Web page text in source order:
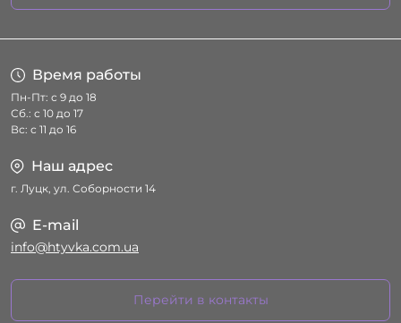
Время работы
Пн-Пт: с 9 до 18
Сб.: с 10 до 17
Вс: с 11 до 16
Наш адрес
г. Луцк, ул. Соборности 14
E-mail
info@htyvka.com.ua
Перейти в контакты